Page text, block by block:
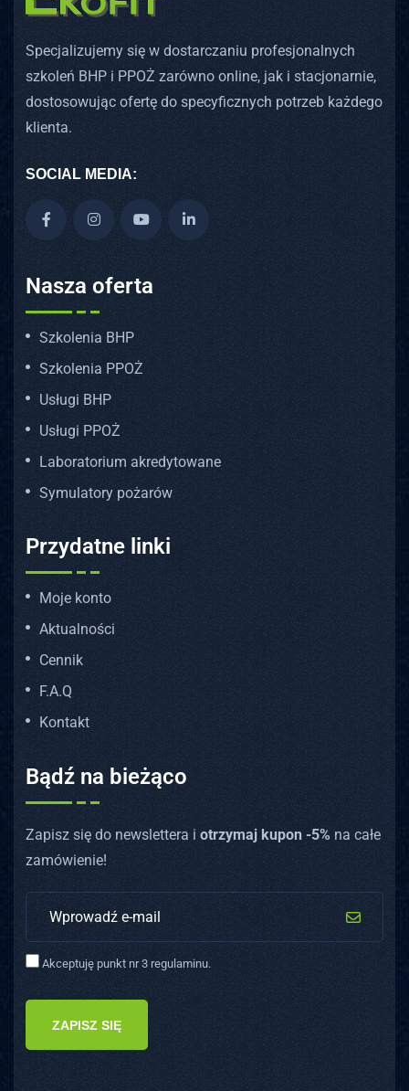
Specjalizujemy się w dostarczaniu profesjonalnych
szkoleń BHP i PPOŻ zarówno online, jak i stacjonarnie,
dostosowując ofertę do specyficznych potrzeb każdego
klienta.
SOCIAL MEDIA:
Nasza oferta
Szkolenia BHP
Szkolenia PPOŻ
Usługi BHP
Usługi PPOŻ
Laboratorium akredytowane
Symulatory pożarów
Przydatne linki
Moje konto
Aktualności
Cennik
F.A.Q
Kontakt
Bądź na bieżąco
Zapisz się do newslettera i otrzymaj kupon -5% na całe
zamówienie!
Akceptuję punkt nr 3 regulaminu.
ZAPISZ SIĘ